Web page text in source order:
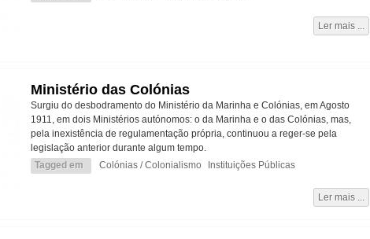
Ler mais ...
Ministério das Colónias
Surgiu do desbodramento do Ministério da Marinha e Colónias, em Agosto
1911, em dois Ministérios autónomos: o da Marinha e o das Colónias, mas,
pela inexistência de regulamentação própria, continuou a reger-se pela
legislação anterior durante algum tempo.
Tagged em
Colónias / Colonialismo Instituições Públicas
Ler mais ...